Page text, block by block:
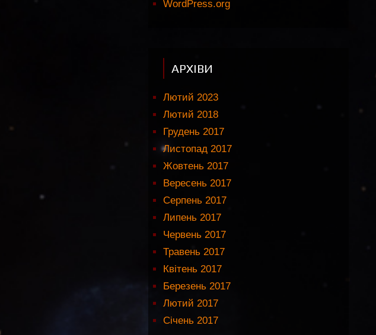
WordPress.org
АРХІВИ
Лютий 2023
Лютий 2018
Грудень 2017
Листопад 2017
Жовтень 2017
Вересень 2017
Серпень 2017
Липень 2017
Червень 2017
Травень 2017
Квітень 2017
Березень 2017
Лютий 2017
Січень 2017